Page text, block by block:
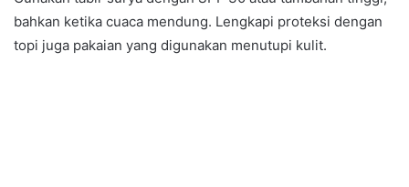
bahkan ketika cuaca mendung. Lengkapi proteksi dengan
topi juga pakaian yang digunakan menutupi kulit.